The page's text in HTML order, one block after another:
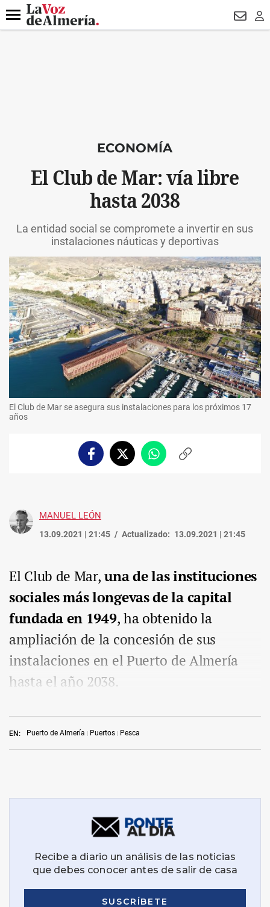
DESTACADO
Menú
ECONOMÍA
El Club de Mar: vía libre
hasta 2038
La entidad social se compromete a invertir en sus
instalaciones náuticas y deportivas
El Club de Mar se asegura sus instalaciones para los próximos 17
años
FacebookTwitterWhatsappCopiar
MANUEL LEÓN
13.09.2021 | 21:45 Actualizado: 13.09.2021 | 21:45
EN: Puerto de Almería Puertos Pesca
El Club de Mar,una de las instituciones
sociales más longevas de la capital
fundada en 1949, ha obtenido la
ampliación de la concesión de sus
instalaciones en el Puerto de Almería
hasta el año 2038.